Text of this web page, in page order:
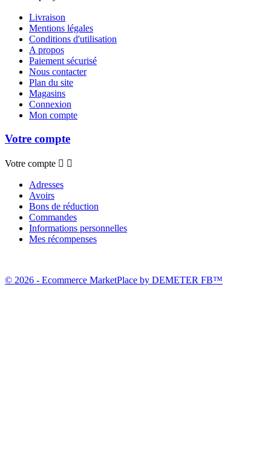
Livraison
Mentions légales
Conditions d'utilisation
A propos
Paiement sécurisé
Nous contacter
Plan du site
Magasins
Connexion
Mon compte
Votre compte
Votre compte  
Adresses
Avoirs
Bons de réduction
Commandes
Informations personnelles
Mes récompenses
© 2026 - Ecommerce MarketPlace by DEMETER FB™